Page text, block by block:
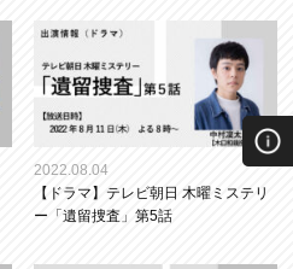
2022.08.04
【ドラマ】テレビ朝日 木曜ミステリ
ー「遺留捜査」第5話